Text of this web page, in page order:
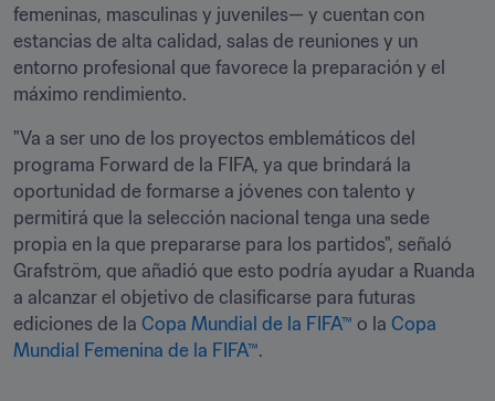
femeninas, masculinas y juveniles— y cuentan con
estancias de alta calidad, salas de reuniones y un
entorno profesional que favorece la preparación y el
máximo rendimiento.
"Va a ser uno de los proyectos emblemáticos del
programa Forward de la FIFA, ya que brindará la
oportunidad de formarse a jóvenes con talento y
permitirá que la selección nacional tenga una sede
propia en la que prepararse para los partidos", señaló
Grafström, que añadió que esto podría ayudar a Ruanda
a alcanzar el objetivo de clasificarse para futuras
ediciones de la Copa Mundial de la FIFA™ o la Copa
Mundial Femenina de la FIFA™.